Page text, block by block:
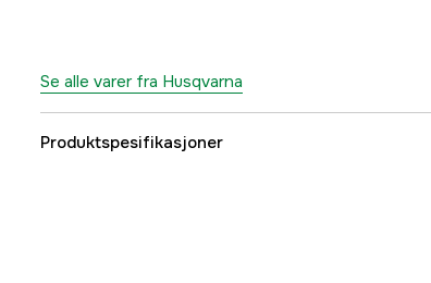
Se alle varer fra Husqvarna
Produktspesifikasjoner